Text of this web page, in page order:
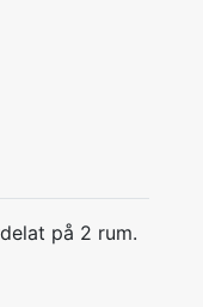
på 2 rum.